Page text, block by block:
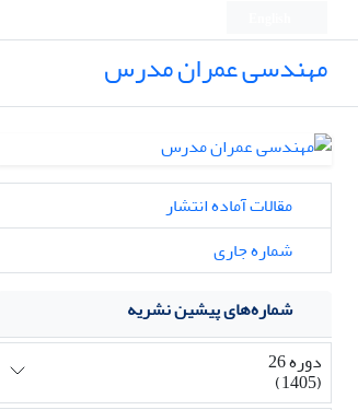
مهندسی عمران مدرس
مقالات آماده انتشار
شماره جاری
شماره‌های پیشین نشریه
دوره 26
(1405)